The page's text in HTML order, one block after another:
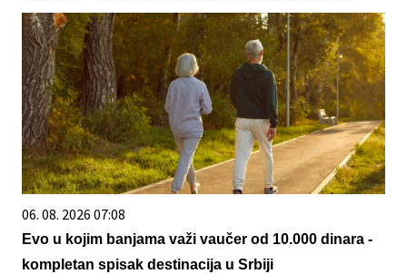
06. 08. 2026 07:08
Evo u kojim banjama važi vaučer od 10.000 dinara -
kompletan spisak destinacija u Srbiji